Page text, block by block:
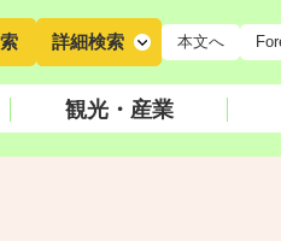
詳細検索 本文へ
観光・産業